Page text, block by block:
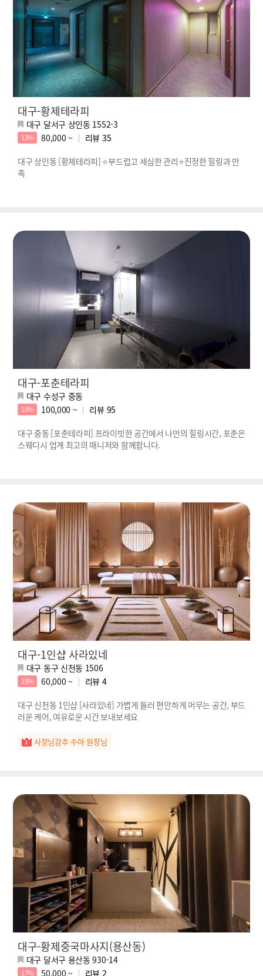
대구-황제테라피
대구 달서구 상인동 1552-3
12% 80,000 ~ 리뷰 35
대구 상인동 [황제테라피] ⭐부드럽고 세심한 관리⭐진정한 힐링과 만
족
대구-포춘테라피
대구 수성구 중동
10% 100,000 ~ 리뷰 95
대구 중동 [포춘테라피] 프라이빗한 공간에서 나만의 힐링시간, 포춘은
스웨디시 업계 최고의 매니저와 함께합니다.
대구-1인샵 사라있네
대구 동구 신천동 1506
15% 60,000 ~ 리뷰 4
대구 신천동 1인샵 [사라있네] 가볍게 들러 편안하게 머무는 공간, 부드
러운 케어, 여유로운 시간 보내보세요
사장님강추 수아 원장님
대구-황제중국마사지(용산동)
대구 달서구 용산동 930-14
17% 50,000 ~ 리뷰 2